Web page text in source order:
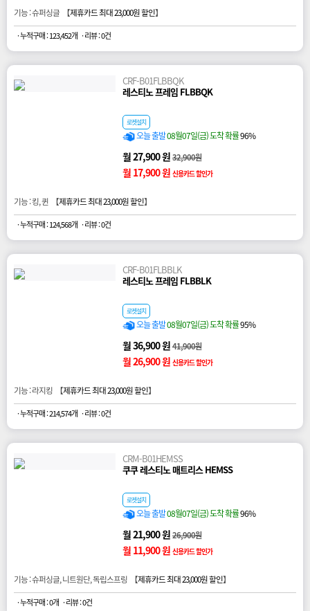
기능 : 슈퍼싱글 【제휴카드 최대 23,000원 할인】
· 누적구매 : 123,452개 · 리뷰 : 0건
CRF-B01FLBBQK
레스티노 프레임 FLBBQK
로켓설치
오늘 출발08월07일(금) 도착 확률96%
월 27,900 원32,900원
월 17,900 원 신용카드 할인가
기능 : 킹, 퀸 【제휴카드 최대 23,000원 할인】
· 누적구매 : 124,568개 · 리뷰 : 0건
CRF-B01FLBBLK
레스티노 프레임 FLBBLK
로켓설치
오늘 출발08월07일(금) 도착 확률95%
월 36,900 원41,900원
월 26,900 원 신용카드 할인가
기능 : 라지킹 【제휴카드 최대 23,000원 할인】
· 누적구매 : 214,574개 · 리뷰 : 0건
CRM-B01HEMSS
쿠쿠 레스티노 매트리스 HEMSS
로켓설치
오늘 출발08월07일(금) 도착 확률96%
월 21,900 원26,900원
월 11,900 원 신용카드 할인가
기능 : 슈퍼싱글, 니트원단, 독립스프링 【제휴카드 최대 23,000원 할인】
· 누적구매 : 0개 · 리뷰 : 0건